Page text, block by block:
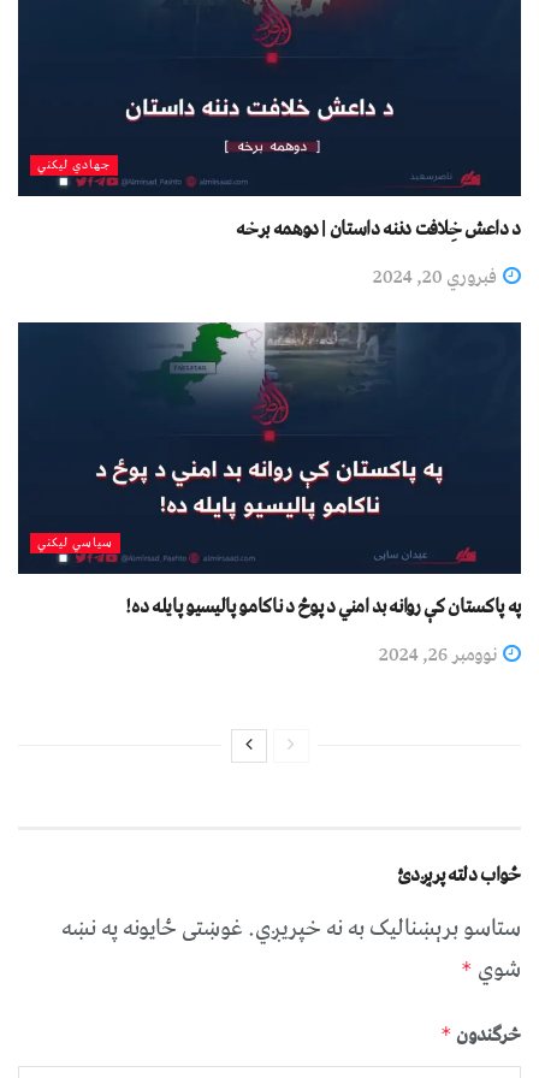
جهادي لیکني
د داعش خِلافت دننه داستان | دوهمه برخه
فبروري 20, 2024
سیاسي لیکني
په پاکستان کې روانه بد امني د پوځ د ناکامو پالیسيو پایله ده!
نوومبر 26, 2024
ځواب دلته پرېږدئ
ستاسو برېښناليک به نه خپريږي.غوښتى ځایونه په نښه
شوي *
څرگندون *